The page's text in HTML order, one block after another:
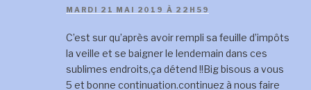
MARDI 21 MAI 2019 À 22H59
C’est sur qu’après avoir rempli sa feuille d’impôts
la veille et se baigner le lendemain dans ces
sublimes endroits,ça détend !!Big bisous a vous
5 et bonne continuation.continuez à nous faire